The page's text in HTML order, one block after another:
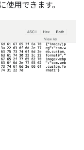
用できます。